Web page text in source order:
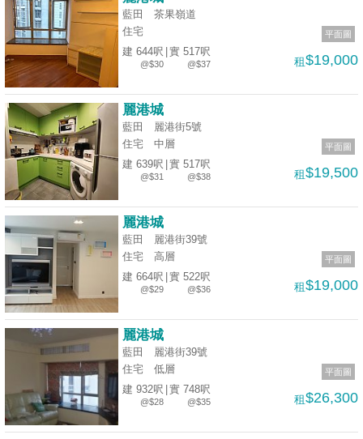
們
平面圖
藍田 茶果嶺道
住宅
建 644呎
@$30
實 517呎
@$37 租$19,000
平面圖
麗港城
藍田 麗港街5號
住宅
中層
建 639呎
@$31
實 517呎
@$38 租$19,500
平面圖
麗港城
藍田 麗港街39號
住宅
高層
建 664呎
@$29
實 522呎
@$36 租$19,000
平面圖
麗港城
藍田 麗港街39號
住宅
低層
建 932呎
@$28
實 748呎
@$35 租$26,300